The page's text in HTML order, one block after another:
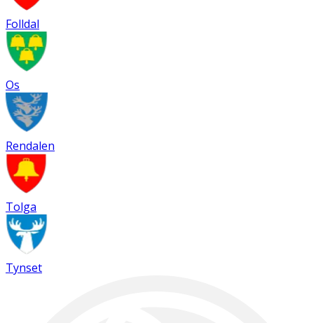
Folldal
Os
Rendalen
Tolga
Tynset